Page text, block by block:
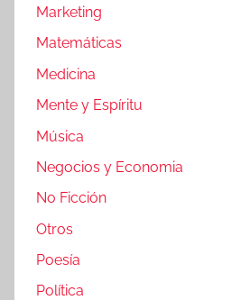
Marketing
Matemáticas
Medicina
Mente y Espíritu
Música
Negocios y Economia
No Ficción
Otros
Poesía
Política